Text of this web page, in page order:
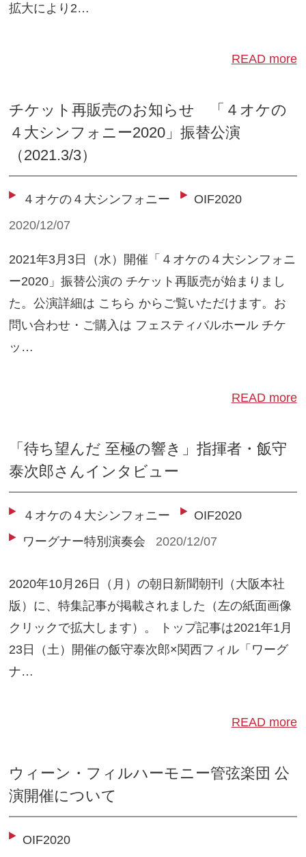
拡大により2…
READ more
チケット再販売のお知らせ 「４オケの
４大シンフォニー2020」振替公演
（2021.3/3）
４オケの４大シンフォニー
OIF2020
2020/12/07
2021年3月3日（水）開催「４オケの４大シンフォニ
ー2020」振替公演の チケット再販売が始まりまし
た。公演詳細は こちら からご覧いただけます。お
問い合わせ・ご購入は フェスティバルホール チケ
ッ…
READ more
「待ち望んだ 至極の響き」指揮者・飯守
泰次郎さんインタビュー
４オケの４大シンフォニー
OIF2020
ワーグナー特別演奏会
2020/12/07
2020年10月26日（月）の朝日新聞朝刊（大阪本社
版）に、特集記事が掲載されました（左の紙面画像
クリックで拡大します）。 トップ記事は2021年1月
23日（土）開催の飯守泰次郎×関西フィル「ワーグ
ナ…
READ more
ウィーン・フィルハーモニー管弦楽団 公
演開催について
OIF2020